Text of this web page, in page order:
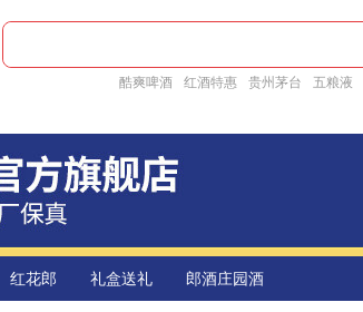
酷爽啤酒 红酒特惠 贵州茅台 五粮液
红花郎 礼盒送礼 郎酒庄园酒